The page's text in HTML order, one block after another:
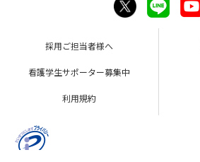
採用ご担当者様へ
看護学生サポーター募集中
利用規約